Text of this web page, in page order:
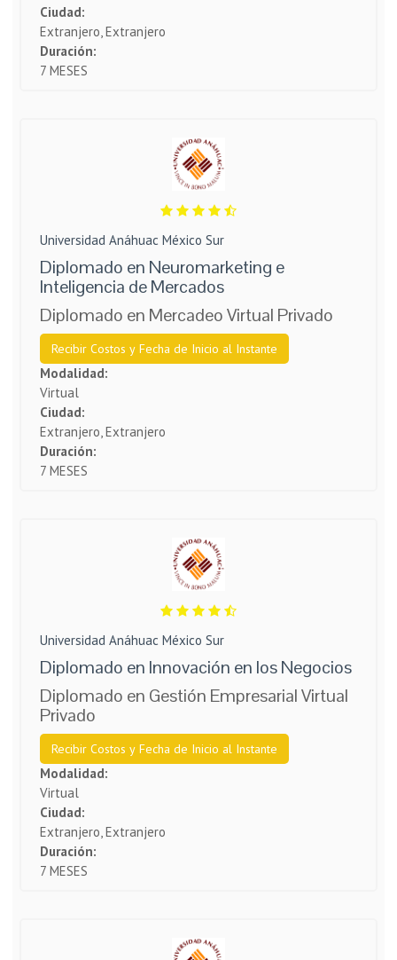
Ciudad:
Extranjero, Extranjero
Duración:
7 MESES
Universidad Anáhuac México Sur
Diplomado en Neuromarketing e
Inteligencia de Mercados
Diplomado en Mercadeo Virtual Privado
Recibir Costos y Fecha de Inicio al Instante
Modalidad:
Virtual
Ciudad:
Extranjero, Extranjero
Duración:
7 MESES
Universidad Anáhuac México Sur
Diplomado en Innovación en los Negocios
Diplomado en Gestión Empresarial Virtual
Privado
Recibir Costos y Fecha de Inicio al Instante
Modalidad:
Virtual
Ciudad:
Extranjero, Extranjero
Duración:
7 MESES